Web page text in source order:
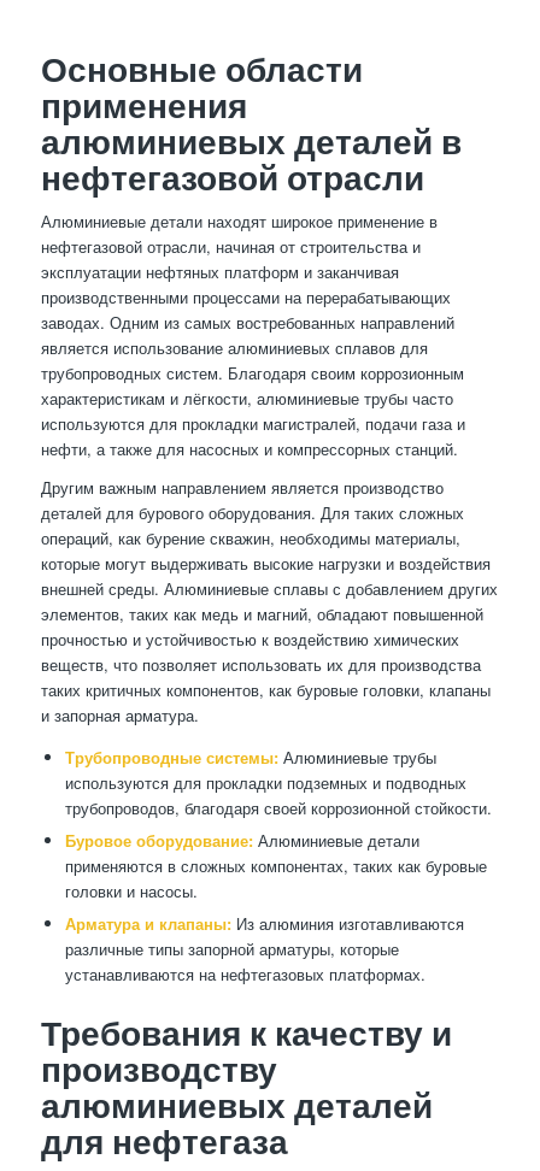
Основные области
применения
алюминиевых деталей в
нефтегазовой отрасли
Алюминиевые детали находят широкое применение в
нефтегазовой отрасли, начиная от строительства и
эксплуатации нефтяных платформ и заканчивая
производственными процессами на перерабатывающих
заводах. Одним из самых востребованных направлений
является использование алюминиевых сплавов для
трубопроводных систем. Благодаря своим коррозионным
характеристикам и лёгкости, алюминиевые трубы часто
используются для прокладки магистралей, подачи газа и
нефти, а также для насосных и компрессорных станций.
Другим важным направлением является производство
деталей для бурового оборудования. Для таких сложных
операций, как бурение скважин, необходимы материалы,
которые могут выдерживать высокие нагрузки и воздействия
внешней среды. Алюминиевые сплавы с добавлением других
элементов, таких как медь и магний, обладают повышенной
прочностью и устойчивостью к воздействию химических
веществ, что позволяет использовать их для производства
таких критичных компонентов, как буровые головки, клапаны
и запорная арматура.
Трубопроводные системы:Алюминиевые трубы
используются для прокладки подземных и подводных
трубопроводов, благодаря своей коррозионной стойкости.
Буровое оборудование:Алюминиевые детали
применяются в сложных компонентах, таких как буровые
головки и насосы.
Арматура и клапаны:Из алюминия изготавливаются
различные типы запорной арматуры, которые
устанавливаются на нефтегазовых платформах.
Требования к качеству и
производству
алюминиевых деталей
для нефтегаза